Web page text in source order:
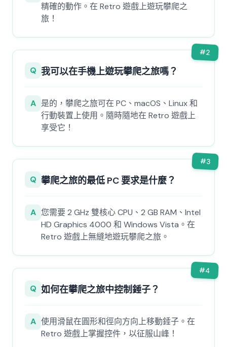
精確的動作。在 Retro 遊戲上遊玩攀爬之
旅！
#2
Q 我可以在手機上遊玩攀爬之旅嗎？
A 是的，攀爬之旅可在 PC、macOS、Linux 和
行動裝置上使用。隨時隨地在 Retro 遊戲上
享受它！
#3
Q 攀爬之旅的最低 PC 要求是什麼？
A 您需要 2 GHz 雙核心 CPU、2 GB RAM、Intel
HD Graphics 4000 和 Windows Vista。在
Retro 遊戲上無縫地遊玩攀爬之旅。
#4
Q 如何在攀爬之旅中控制錘子？
A 使用滑鼠在圓形和徑向方向上移動錘子。在
Retro 遊戲上掌握控件，以征服山峰！